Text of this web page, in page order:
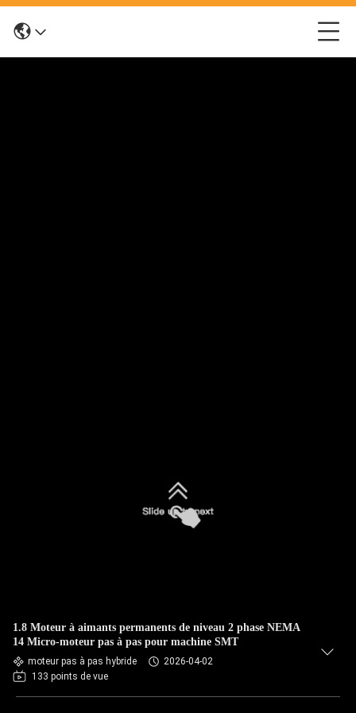
1.8 Moteur à aimants permanents de niveau 2 phase NEMA
14 Micro-moteur pas à pas pour machine SMT
moteur pas à pas hybride
2026-04-02
133 points de vue